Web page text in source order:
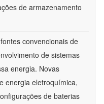
de armazenamento
convencionais de
de sistemas
energia. Novas
energia eletroquímica,
de baterias